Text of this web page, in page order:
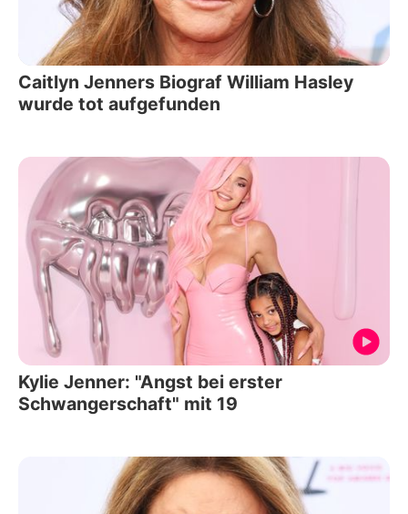
Caitlyn Jenners Biograf William Hasley
wurde tot aufgefunden
Kylie Jenner: "Angst bei erster
Schwangerschaft" mit 19